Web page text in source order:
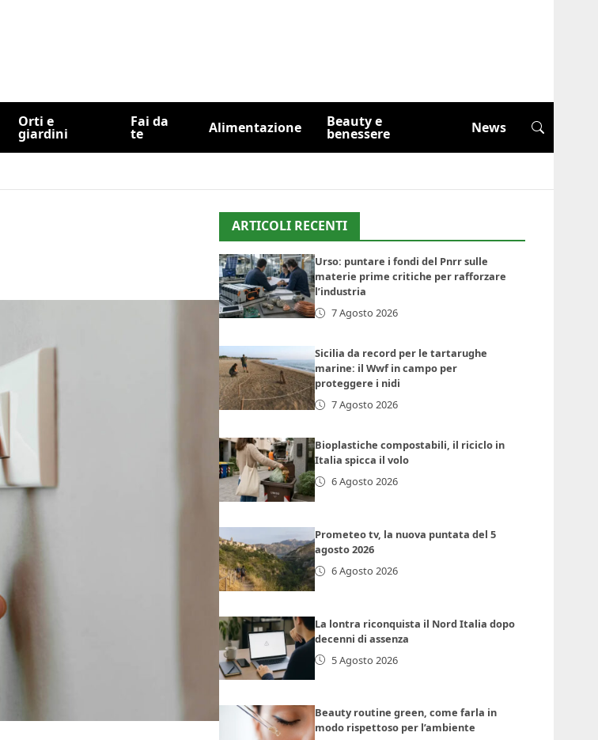
Orti e
giardini
Fai da
te Alimentazione Beauty e
benessere News
ARTICOLI RECENTI
Urso: puntare i fondi del Pnrr sulle
materie prime critiche per rafforzare
l’industria
7 Agosto 2026
Sicilia da record per le tartarughe
marine: il Wwf in campo per
proteggere i nidi
7 Agosto 2026
Bioplastiche compostabili, il riciclo in
Italia spicca il volo
6 Agosto 2026
Prometeo tv, la nuova puntata del 5
agosto 2026
6 Agosto 2026
La lontra riconquista il Nord Italia dopo
decenni di assenza
5 Agosto 2026
Beauty routine green, come farla in
modo rispettoso per l’ambiente